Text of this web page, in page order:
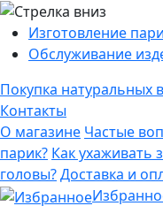
Изготовление
Обслуживание
Покупка натуральных
Контакты
О магазине Частые
парик? Как ухаживать
головы?Доставка и